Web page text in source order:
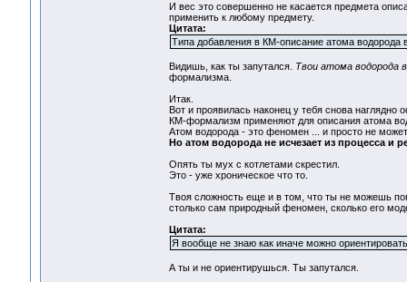
И вес это совершенно не касается предмета
применить к любому предмету.
Цитата:
Типа добавления в КМ-описание атома водорода
Видишь, как ты запутался. Твои атома водорода
формализма.
Итак.
Вот и проявилась наконец у тебя снова
КМ-формализм применяют для описания атома
Атом водорода - это феномен ... и просто не
Но атом водорода не исчезает из процесса и
Опять ты мух с котлетами скрестил.
Это - уже хроническое что то.
Твоя сложность еще и в том, что ты не можешь
столько сам природный феномен, сколько его
Цитата:
Я вообще не знаю как иначе можно
А ты и не ориентирушься. Ты запутался.